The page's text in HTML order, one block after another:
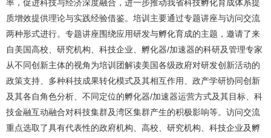
率，促进科技与经济深度融合，进一步推动我省科技孵化育成体系提
质增效提供理论与实践经验借鉴。培训主要通过专题讲座与访问交流
两种形式进行。专题讲座围绕应用研发与孵化育成的主题，邀请了来
自美国高校、研究机构、科技企业、孵化器/加速器的科研及管理专家
从不同创新主体的视角为培训团解读美国各级政府对研发创新活动的
政策支持、多种科技成果转化模式及其相互作用、政产学研协同创新
及其各自角色分析、不同定位的孵化器/加速器运营方式及其目标、科
技金融互动融合对科技集群及湾区集群产生的积极影响等。访问交流
重点选取了具有代表性的政府机构、高校、研究机构、科技企业及孵